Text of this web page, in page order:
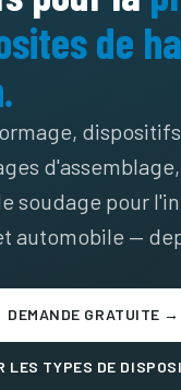
de
soudage pour
automobile —
DEMANDE GRATUITE →
LES TYPES DE